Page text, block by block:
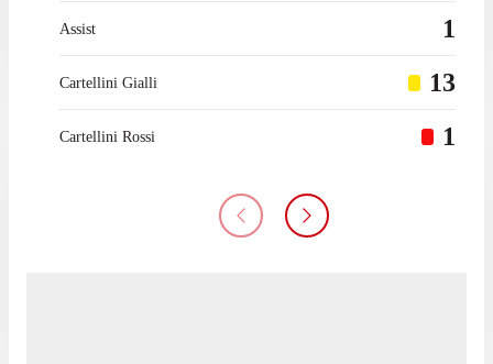
Assist 1
Cartellini Gialli 13
Cartellini Rossi 1